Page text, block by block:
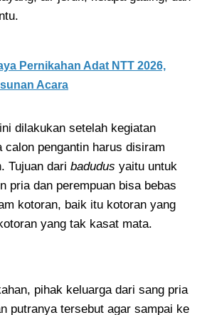
Pernikahan Adat NTT 2026,
Acara
dilakukan setelah kegiatan
calon pengantin harus disiram
Tujuan dari badudus yaitu untuk
pria dan perempuan bisa bebas
kotoran, baik itu kotoran yang
yang tak kasat mata.
pihak keluarga dari sang pria
putranya tersebut agar sampai ke